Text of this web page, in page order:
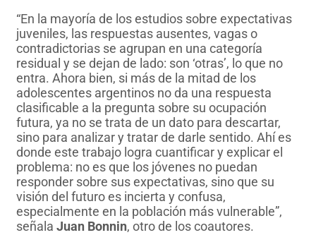
“En la mayoría de los estudios sobre expectativas
juveniles, las respuestas ausentes, vagas o
contradictorias se agrupan en una categoría
residual y se dejan de lado: son ‘otras’, lo que no
entra. Ahora bien, si más de la mitad de los
adolescentes argentinos no da una respuesta
clasificable a la pregunta sobre su ocupación
futura, ya no se trata de un dato para descartar,
sino para analizar y tratar de darle sentido. Ahí es
donde este trabajo logra cuantificar y explicar el
problema: no es que los jóvenes no puedan
responder sobre sus expectativas, sino que su
visión del futuro es incierta y confusa,
especialmente en la población más vulnerable”,
señala Juan Bonnin, otro de los coautores.